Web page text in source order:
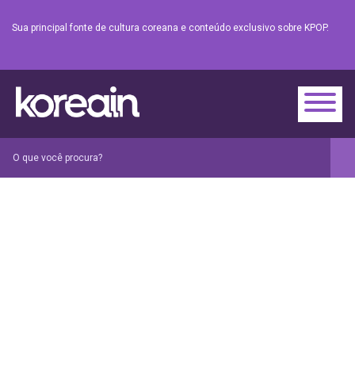
Sua principal fonte de cultura coreana e conteúdo exclusivo sobre KPOP.